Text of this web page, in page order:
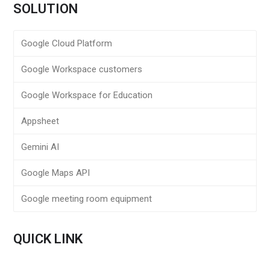
SOLUTION
Google Cloud Platform
Google Workspace customers
Google Workspace for Education
Appsheet
Gemini AI
Google Maps API
Google meeting room equipment
QUICK LINK